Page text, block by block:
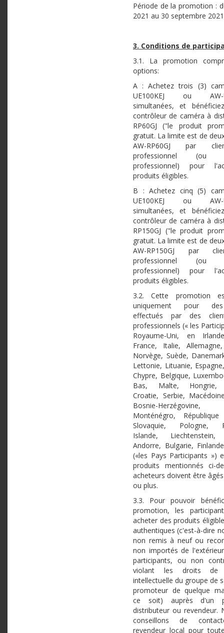
Période de la promotion :
2021 au 30 septembre
3. Conditions de
3.1. La promotion
options:
A : Achetez trois (3)
UE100KEJ ou AW-
simultanées, et
contrôleur de caméra à
RP60GJ ("le produit
gratuit. La limite est de
AW-RP60GJ par
professionnel (ou
professionnel) pour
produits éligibles.
B : Achetez cinq (5)
UE100KEJ ou AW-
simultanées, et
contrôleur de caméra à
RP150GJ ("le produit
gratuit. La limite est de
AW-RP150GJ par
professionnel (ou
professionnel) pour
produits éligibles.
3.2. Cette promotion
uniquement pour
effectués par des
professionnels (« les
Royaume-Uni, en
France, Italie,
Norvège, Suède,
Lettonie, Lituanie,
Chypre, Belgique,
Bas, Malte, Hongrie,
Croatie, Serbie,
Bosnie-Herzégovine,
Monténégro, République
Slovaquie, Pologne,
Islande, Liechtenstein,
Andorre, Bulgarie,
(«les Pays Participants »)
produits mentionnés ci-
acheteurs doivent être
ou plus.
3.3. Pour pouvoir
promotion, les
acheter des produits
authentiques (c'est-à-dire
non remis à neuf ou
non importés de
participants, ou non
violant les droits de
intellectuelle du groupe de
promoteur de quelque
ce soit) auprès d'un
distributeur ou revendeur.
conseillons de
revendeur local pour